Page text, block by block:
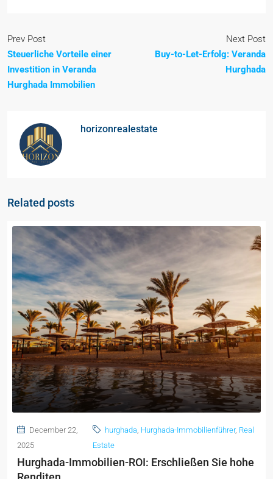
Prev Post
Steuerliche Vorteile einer
Investition in Veranda
Hurghada Immobilien
Next Post
Buy-to-Let-Erfolg: Veranda
Hurghada
horizonrealestate
Related posts
December 22,
2025
hurghada, Hurghada-Immobilienführer, Real
Estate
Hurghada-Immobilien-ROI: Erschließen Sie hohe